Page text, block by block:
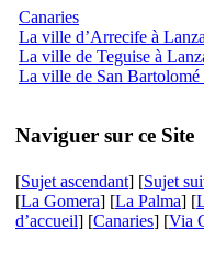
Canaries
La ville d’Arrecife à
La ville de Teguise à
La ville de San Bartolomé
Naviguer sur ce Site
[Sujet ascendant] [Sujet
[La Gomera] [La Palma] [
d’accueil] [Canaries] [Via